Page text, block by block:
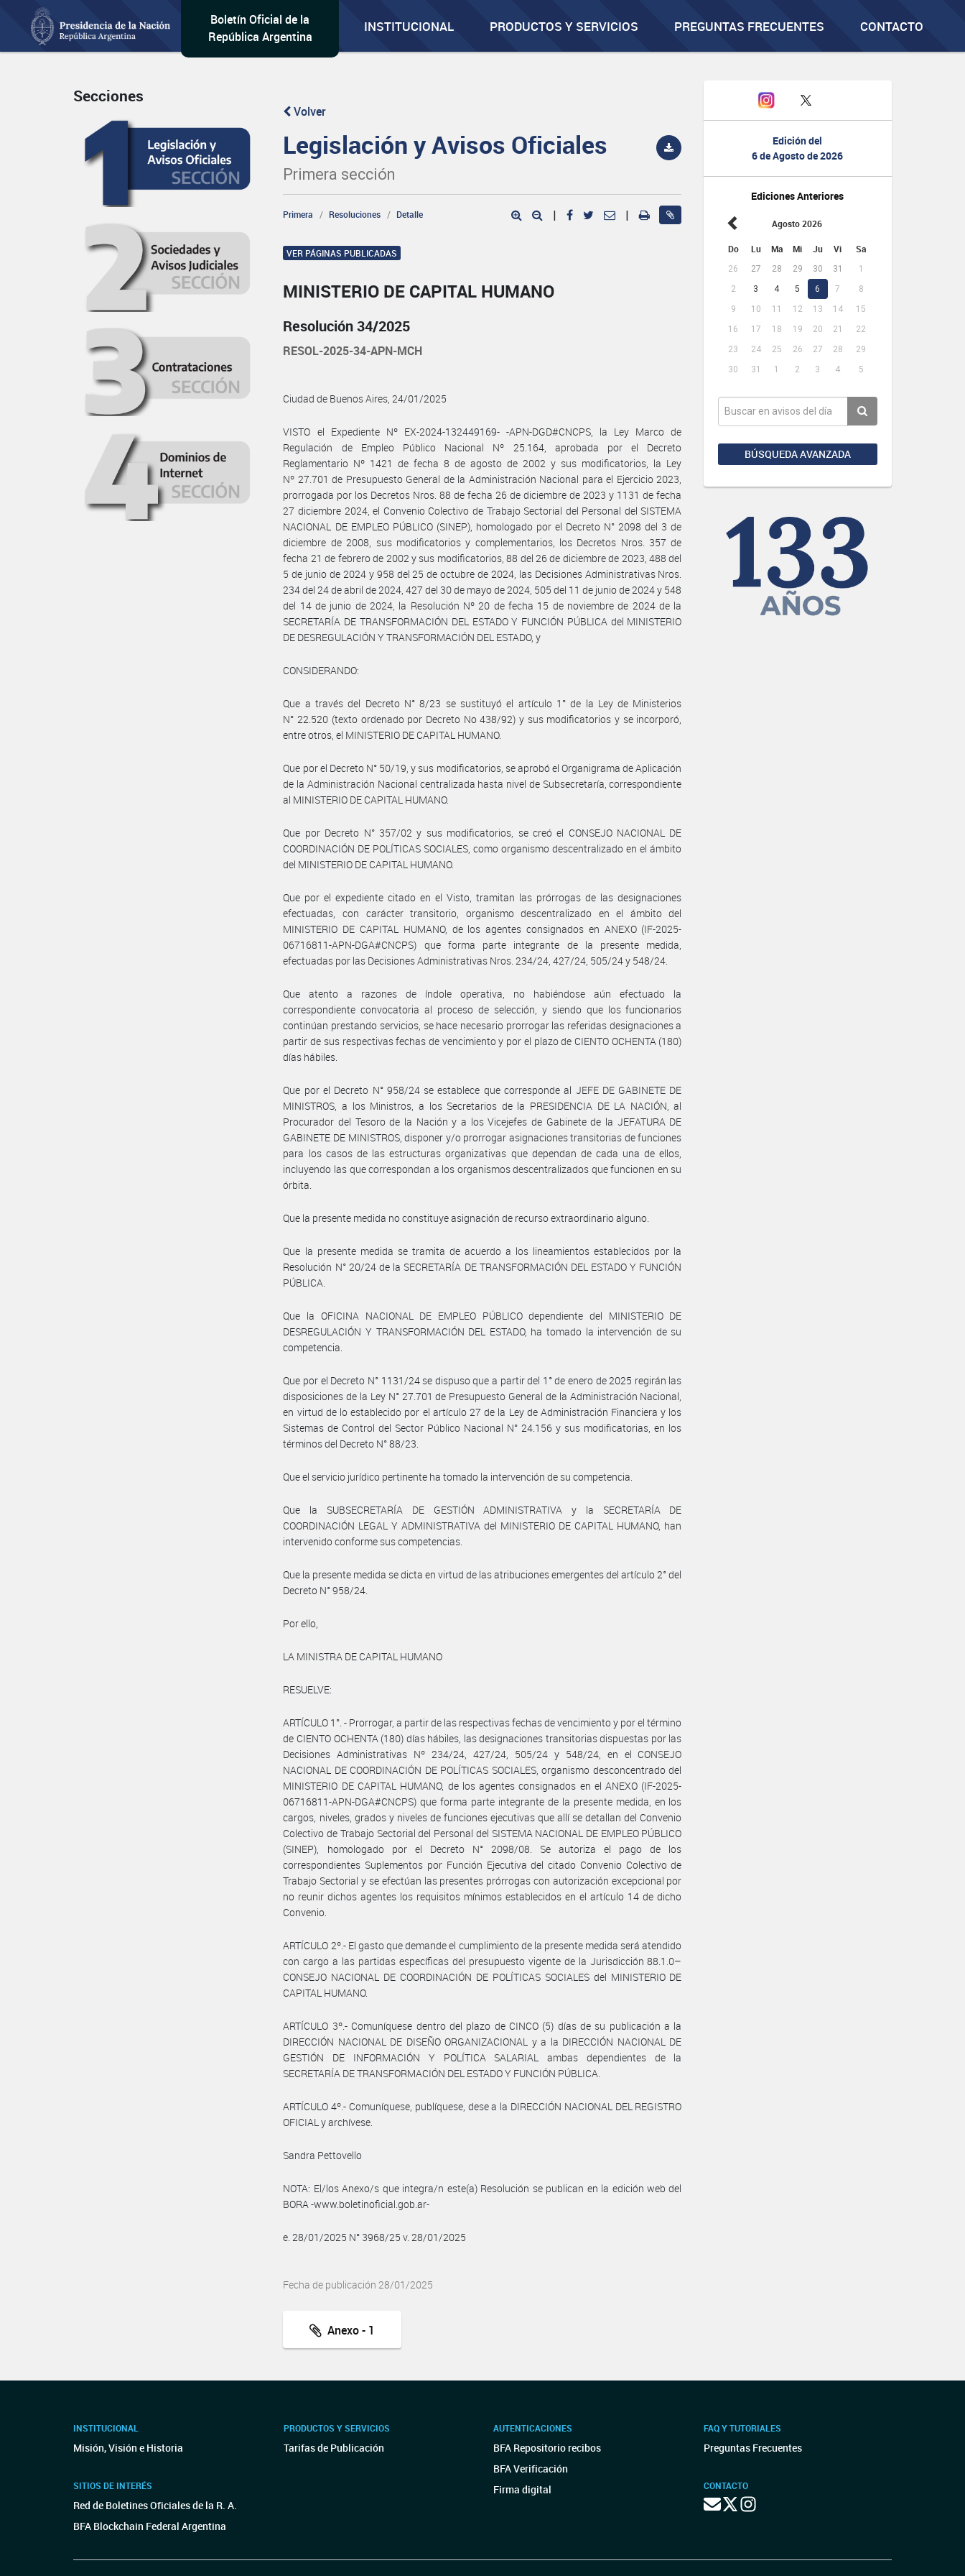
Boletín Oficial de la
República Argentina
INSTITUCIONAL PRODUCTOS Y SERVICIOS PREGUNTAS FRECUENTES CONTACTO
Edición del
6 de Agosto de 2026
Ediciones Anteriores
Agosto 2026
Do Lu Ma Mi Ju Vi Sa
26 27 28 29 30 31
1
2
3 4 5 6 7
8
9
10 11 12 13 14
15
16
17 18 19 20 21
22
23
24 25 26 27 28
29
30
31 1 2 3 4 5
BÚSQUEDA AVANZADA
Secciones
Volver
Legislación y Avisos Oficiales
Primera sección
Primera Resoluciones Detalle | |
VER PÁGINAS PUBLICADAS
MINISTERIO DE CAPITAL HUMANO
Resolución 34/2025
RESOL-2025-34-APN-MCH
Ciudad de Buenos Aires, 24/01/2025
VISTO el Expediente Nº EX-2024-132449169- -APN-DGD#CNCPS, la Ley Marco de
Regulación de Empleo Público Nacional Nº 25.164, aprobada por el Decreto
Reglamentario Nº 1421 de fecha 8 de agosto de 2002 y sus modificatorios, la Ley
Nº 27.701 de Presupuesto General de la Administración Nacional para el Ejercicio 2023,
prorrogada por los Decretos Nros. 88 de fecha 26 de diciembre de 2023 y 1131 de fecha
27 diciembre 2024, el Convenio Colectivo de Trabajo Sectorial del Personal del SISTEMA
NACIONAL DE EMPLEO PÚBLICO (SINEP), homologado por el Decreto N° 2098 del 3 de
diciembre de 2008, sus modificatorios y complementarios, los Decretos Nros. 357 de
fecha 21 de febrero de 2002 y sus modificatorios, 88 del 26 de diciembre de 2023, 488 del
5 de junio de 2024 y 958 del 25 de octubre de 2024, las Decisiones Administrativas Nros.
234 del 24 de abril de 2024, 427 del 30 de mayo de 2024, 505 del 11 de junio de 2024 y 548
del 14 de junio de 2024, la Resolución Nº 20 de fecha 15 de noviembre de 2024 de la
SECRETARÍA DE TRANSFORMACIÓN DEL ESTADO Y FUNCIÓN PÚBLICA del MINISTERIO
DE DESREGULACIÓN Y TRANSFORMACIÓN DEL ESTADO, y
CONSIDERANDO:
Que a través del Decreto N° 8/23 se sustituyó el artículo 1° de la Ley de Ministerios
N° 22.520 (texto ordenado por Decreto No 438/92) y sus modificatorios y se incorporó,
entre otros, el MINISTERIO DE CAPITAL HUMANO.
Que por el Decreto N° 50/19, y sus modificatorios, se aprobó el Organigrama de Aplicación
de la Administración Nacional centralizada hasta nivel de Subsecretaría, correspondiente
al MINISTERIO DE CAPITAL HUMANO.
Que por Decreto N° 357/02 y sus modificatorios, se creó el CONSEJO NACIONAL DE
COORDINACIÓN DE POLÍTICAS SOCIALES, como organismo descentralizado en el ámbito
del MINISTERIO DE CAPITAL HUMANO.
Que por el expediente citado en el Visto, tramitan las prórrogas de las designaciones
efectuadas, con carácter transitorio, organismo descentralizado en el ámbito del
MINISTERIO DE CAPITAL HUMANO, de los agentes consignados en ANEXO (IF-2025-
06716811-APN-DGA#CNCPS) que forma parte integrante de la presente medida,
efectuadas por las Decisiones Administrativas Nros. 234/24, 427/24, 505/24 y 548/24.
Que atento a razones de índole operativa, no habiéndose aún efectuado la
correspondiente convocatoria al proceso de selección, y siendo que los funcionarios
continúan prestando servicios, se hace necesario prorrogar las referidas designaciones a
partir de sus respectivas fechas de vencimiento y por el plazo de CIENTO OCHENTA (180)
días hábiles.
Que por el Decreto N° 958/24 se establece que corresponde al JEFE DE GABINETE DE
MINISTROS, a los Ministros, a los Secretarios de la PRESIDENCIA DE LA NACIÓN, al
Procurador del Tesoro de la Nación y a los Vicejefes de Gabinete de la JEFATURA DE
GABINETE DE MINISTROS, disponer y/o prorrogar asignaciones transitorias de funciones
para los casos de las estructuras organizativas que dependan de cada una de ellos,
incluyendo las que correspondan a los organismos descentralizados que funcionen en su
órbita.
Que la presente medida no constituye asignación de recurso extraordinario alguno.
Que la presente medida se tramita de acuerdo a los lineamientos establecidos por la
Resolución N° 20/24 de la SECRETARÍA DE TRANSFORMACIÓN DEL ESTADO Y FUNCIÓN
PÚBLICA.
Que la OFICINA NACIONAL DE EMPLEO PÚBLICO dependiente del MINISTERIO DE
DESREGULACIÓN Y TRANSFORMACIÓN DEL ESTADO, ha tomado la intervención de su
competencia.
Que por el Decreto N° 1131/24 se dispuso que a partir del 1° de enero de 2025 regirán las
disposiciones de la Ley N° 27.701 de Presupuesto General de la Administración Nacional,
en virtud de lo establecido por el artículo 27 de la Ley de Administración Financiera y los
Sistemas de Control del Sector Público Nacional N° 24.156 y sus modificatorias, en los
términos del Decreto N° 88/23.
Que el servicio jurídico pertinente ha tomado la intervención de su competencia.
Que la SUBSECRETARÍA DE GESTIÓN ADMINISTRATIVA y la SECRETARÍA DE
COORDINACIÓN LEGAL Y ADMINISTRATIVA del MINISTERIO DE CAPITAL HUMANO, han
intervenido conforme sus competencias.
Que la presente medida se dicta en virtud de las atribuciones emergentes del artículo 2° del
Decreto N° 958/24.
Por ello,
LA MINISTRA DE CAPITAL HUMANO
RESUELVE:
ARTÍCULO 1°. - Prorrogar, a partir de las respectivas fechas de vencimiento y por el término
de CIENTO OCHENTA (180) días hábiles, las designaciones transitorias dispuestas por las
Decisiones Administrativas Nº 234/24, 427/24, 505/24 y 548/24, en el CONSEJO
NACIONAL DE COORDINACIÓN DE POLÍTICAS SOCIALES, organismo desconcentrado del
MINISTERIO DE CAPITAL HUMANO, de los agentes consignados en el ANEXO (IF-2025-
06716811-APN-DGA#CNCPS) que forma parte integrante de la presente medida, en los
cargos, niveles, grados y niveles de funciones ejecutivas que allí se detallan del Convenio
Colectivo de Trabajo Sectorial del Personal del SISTEMA NACIONAL DE EMPLEO PÚBLICO
(SINEP), homologado por el Decreto N° 2098/08. Se autoriza el pago de los
correspondientes Suplementos por Función Ejecutiva del citado Convenio Colectivo de
Trabajo Sectorial y se efectúan las presentes prórrogas con autorización excepcional por
no reunir dichos agentes los requisitos mínimos establecidos en el artículo 14 de dicho
Convenio.
ARTÍCULO 2º.- El gasto que demande el cumplimiento de la presente medida será atendido
con cargo a las partidas específicas del presupuesto vigente de la Jurisdicción 88.1.0–
CONSEJO NACIONAL DE COORDINACIÓN DE POLÍTICAS SOCIALES del MINISTERIO DE
CAPITAL HUMANO.
ARTÍCULO 3º.- Comuníquese dentro del plazo de CINCO (5) días de su publicación a la
DIRECCIÓN NACIONAL DE DISEÑO ORGANIZACIONAL y a la DIRECCIÓN NACIONAL DE
GESTIÓN DE INFORMACIÓN Y POLÍTICA SALARIAL ambas dependientes de la
SECRETARÍA DE TRANSFORMACIÓN DEL ESTADO Y FUNCIÓN PÚBLICA.
ARTÍCULO 4º.- Comuníquese, publíquese, dese a la DIRECCIÓN NACIONAL DEL REGISTRO
OFICIAL y archívese.
Sandra Pettovello
NOTA: El/los Anexo/s que integra/n este(a) Resolución se publican en la edición web del
BORA -www.boletinoficial.gob.ar-
e. 28/01/2025 N° 3968/25 v. 28/01/2025
Fecha de publicación 28/01/2025
Anexo - 1
INSTITUCIONAL
Misión, Visión e Historia
SITIOS DE INTERÉS
Red de Boletines Oficiales de la R. A.
BFA Blockchain Federal Argentina
PRODUCTOS Y SERVICIOS
Tarifas de Publicación
AUTENTICACIONES
BFA Repositorio recibos
BFA Verificación
Firma digital
FAQ Y TUTORIALES
Preguntas Frecuentes
CONTACTO